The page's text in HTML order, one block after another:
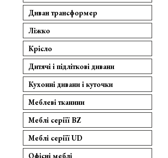
Диван трансформер
Ліжко
Крісло
Дитячі і підліткові дивани
Кухонні дивани і куточки
Меблеві тканини
Меблі серіїї BZ
Меблі серіїї UD
Офісні меблі